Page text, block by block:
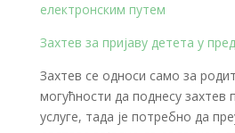
електронским путем
Захтев за пријаву детета у
Захтев се односи само за
могућности да поднесу захтев
услуге, тада је потребно да